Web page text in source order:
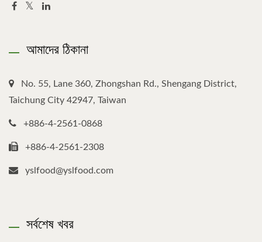
আমাদের ঠিকানা
No. 55, Lane 360, Zhongshan Rd., Shengang District,
Taichung City 42947, Taiwan
+886-4-2561-0868
+886-4-2561-2308
yslfood@yslfood.com
সর্বশেষ খবর